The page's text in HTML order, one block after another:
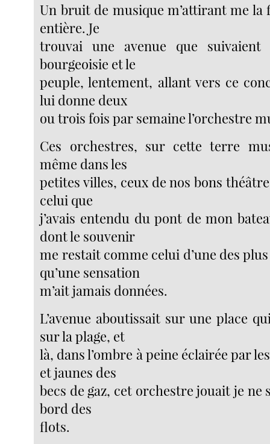
Un bruit de musique m’attirant me
entière. Je
trouvai une avenue que
bourgeoisie et le
peuple, lentement, allant vers ce
lui donne deux
ou trois fois par semaine l’orchestre
Ces orchestres, sur cette terre
même dans les
petites villes, ceux de nos bons
celui que
j’avais entendu du pont de mon
dont le souvenir
me restait comme celui d’une des
qu’une sensation
m’ait jamais données.
L’avenue aboutissait sur une place
sur la plage, et
là, dans l’ombre à peine éclairée par
et jaunes des
becs de gaz, cet orchestre jouait je ne
bord des
flots.